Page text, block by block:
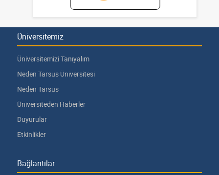
Üniversitemiz
Üniversitemizi Tanıyalım
Neden Tarsus Üniversitesi
Neden Tarsus
Üniversiteden Haberler
Duyurular
Etkinlikler
Bağlantılar